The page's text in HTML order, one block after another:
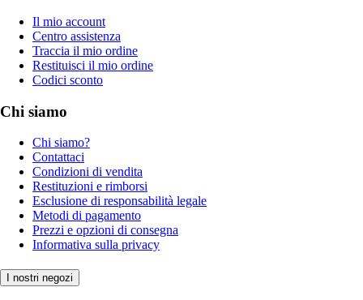
Il mio account
Centro assistenza
Traccia il mio ordine
Restituisci il mio ordine
Codici sconto
Chi siamo
Chi siamo?
Contattaci
Condizioni di vendita
Restituzioni e rimborsi
Esclusione di responsabilità legale
Metodi di pagamento
Prezzi e opzioni di consegna
Informativa sulla privacy
I nostri negozi